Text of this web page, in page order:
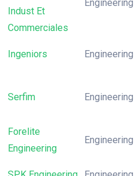
Indust Et
Commerciales
Engineering
Ingeniors Engineering
Serfim Engineering
Forelite
Engineering
Engineering